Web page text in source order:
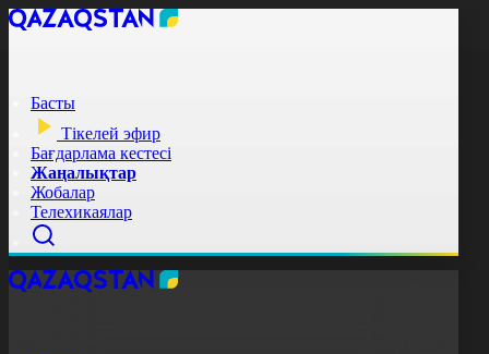
Басты
Тікелей эфир
Бағдарлама кестесі
Жаңалықтар
Жобалар
Телехикаялар